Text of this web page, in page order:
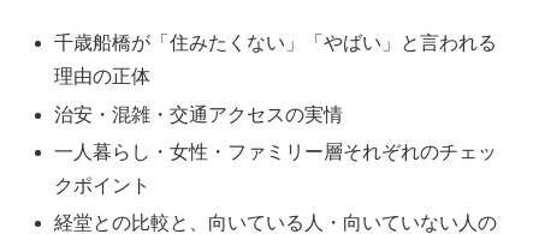
千歳船橋が「住みたくない」「やばい」と言われる
理由の正体
治安・混雑・交通アクセスの実情
一人暮らし・女性・ファミリー層それぞれのチェッ
クポイント
経堂との比較と、向いている人・向いていない人の